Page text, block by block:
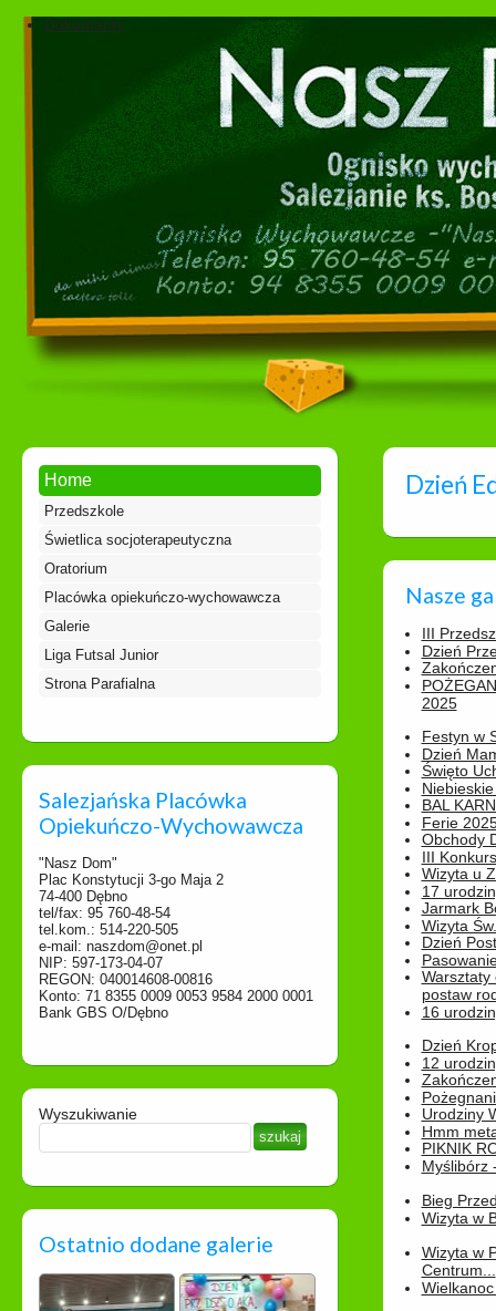
Dokumenty
Home
Przedszkole
Świetlica socjoterapeutyczna
Oratorium
Placówka opiekuńczo-wychowawcza
Galerie
Liga Futsal Junior
Strona Parafialna
Salezjańska Placówka
Opiekuńczo-Wychowawcza
"Nasz Dom"
Plac Konstytucji 3-go Maja 2
74-400 Dębno
tel/fax: 95 760-48-54
tel.kom.: 514-220-505
e-mail: naszdom@onet.pl
NIP: 597-173-04-07
REGON: 040014608-00816
Konto: 71 8355 0009 0053 9584 2000 0001
Bank GBS O/Dębno
Wyszukiwanie
Ostatnio dodane galerie
Dzień
Nasze
III
Dzień
2025
Festyn w
Dzień
Święto
BAL
Ferie
Obchody
III
Wizyta u
17
Jarmark
Wizyta
Dzień
Warsztaty
postaw
16
Dzień
12
Urodziny
Hmm
PIKNIK
Myślibórz
Bieg
Wizyta w
Wizyta w
Centrum...